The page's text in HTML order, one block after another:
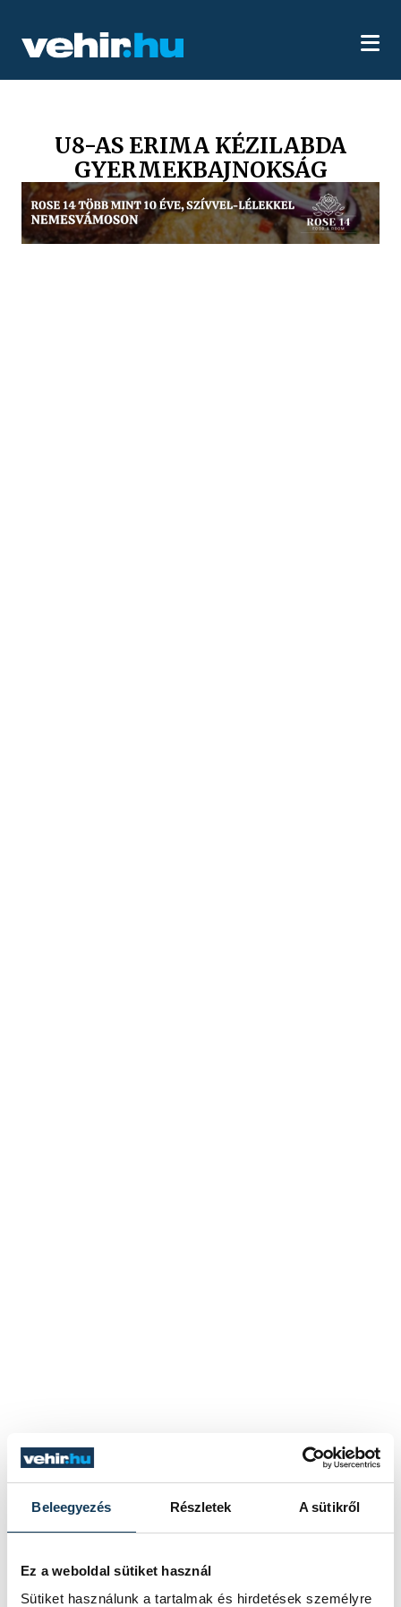
Beleegyezés Részletek A sütikről
Ez a weboldal sütiket használ
Sütiket használunk a tartalmak és hirdetések személyre
U8-AS ERIMA KÉZILABDA
GYERMEKBAJNOKSÁG